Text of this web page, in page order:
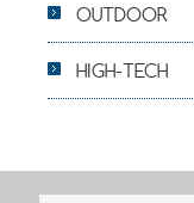
OUTDOOR
HIGH-TECH